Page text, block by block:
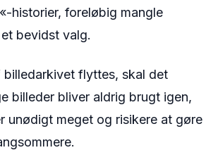
historier, foreløbig mangle
bevidst valg.
billedarkivet flyttes, skal det
billeder bliver aldrig brugt igen,
unødigt meget og risikere at gøre